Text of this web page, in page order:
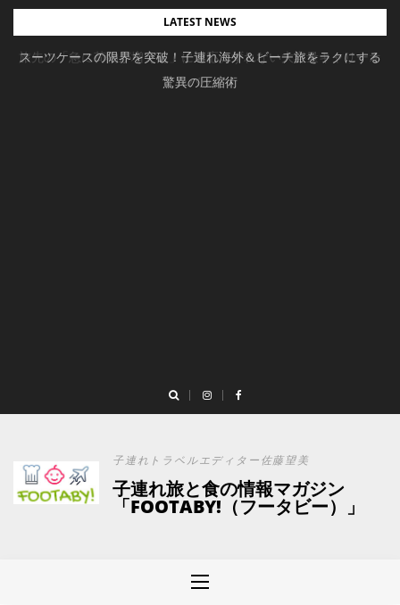
Skip
content
LATEST NEWS
旅先の「急に荷物が増えた」に対応。ずれない大容量キャリーオ
ンバッグ
スーツケースの限界を突破！子連れ海外＆ビーチ旅をラクにする
驚異の圧縮術
子連れトラベルエディター佐藤望美
子連れ旅と食の情報マガジン
「FOOTABY!（フータビー）」